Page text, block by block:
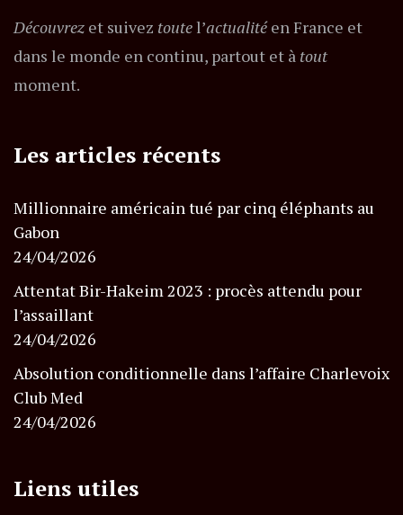
Découvrez et suivez toutel’actualitéen France et
dans le monde en continu, partout et à tout
moment.
Les articles récents
Millionnaire américain tué par cinq éléphants au
Gabon
24/04/2026
Attentat Bir-Hakeim 2023 : procès attendu pour
l’assaillant
24/04/2026
Absolution conditionnelle dans l’affaire Charlevoix
Club Med
24/04/2026
Liens utiles